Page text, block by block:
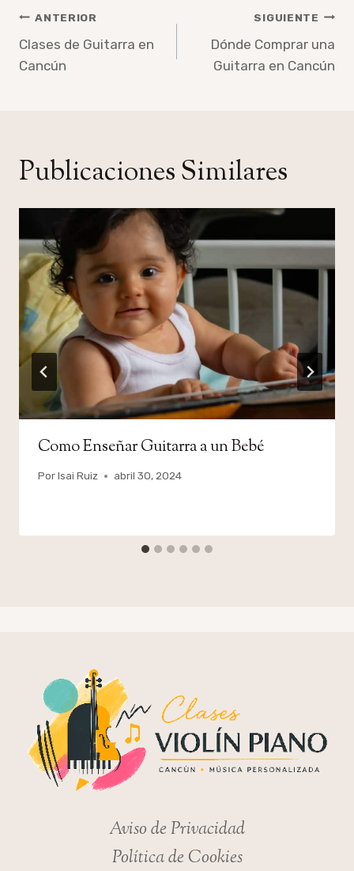
Navegación
de
entradas
ANTERIOR
Clases de Guitarra en
Cancún
SIGUIENTE
Dónde Comprar una
Guitarra en Cancún
Publicaciones Similares
Como Enseñar Guitarra a un Bebé
PorIsai Ruiz abril 30, 2024
Aviso de Privacidad
Política de Cookies